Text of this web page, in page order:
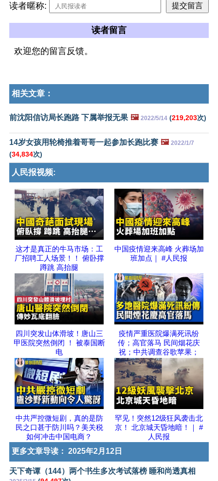
读者暱称:
读者留言
欢迎您的留言反馈。
相关文章：
前沈阳信访局长跑路 下属举报无果 🖼️ 2022/5/14 (219,203次)
14岁女孩用轮椅推着哥哥一起参加长跑比赛 🖼️ 2022/1/7
(34,834次)
人民报视频:
这才是真正的牛马市场：工
厂招聘工人场景！！ 俯卧撑
蹲跳 高抬腿
中国疫情迎来高峰 火葬场加
班加点｜ #人民报
四川突发山体滑坡！唐山三
甲医院突然倒闭 ！ 被泰国断
电
疫情严重医院爆满死讯纷
传；高官落马 民间烟花庆
祝；中共调查谷歌苹果；
中共严控微短剧，真的是防
民之口甚于防川吗？美关税
如何冲击中国电商？
罕见！突然12级狂风袭击北
京！ 北京城天昏地暗！｜ #
人民报
更多文章导读： 2025年2月12日
天下奇谭（144）两个书生多次考试落榜 睡和尚透真相